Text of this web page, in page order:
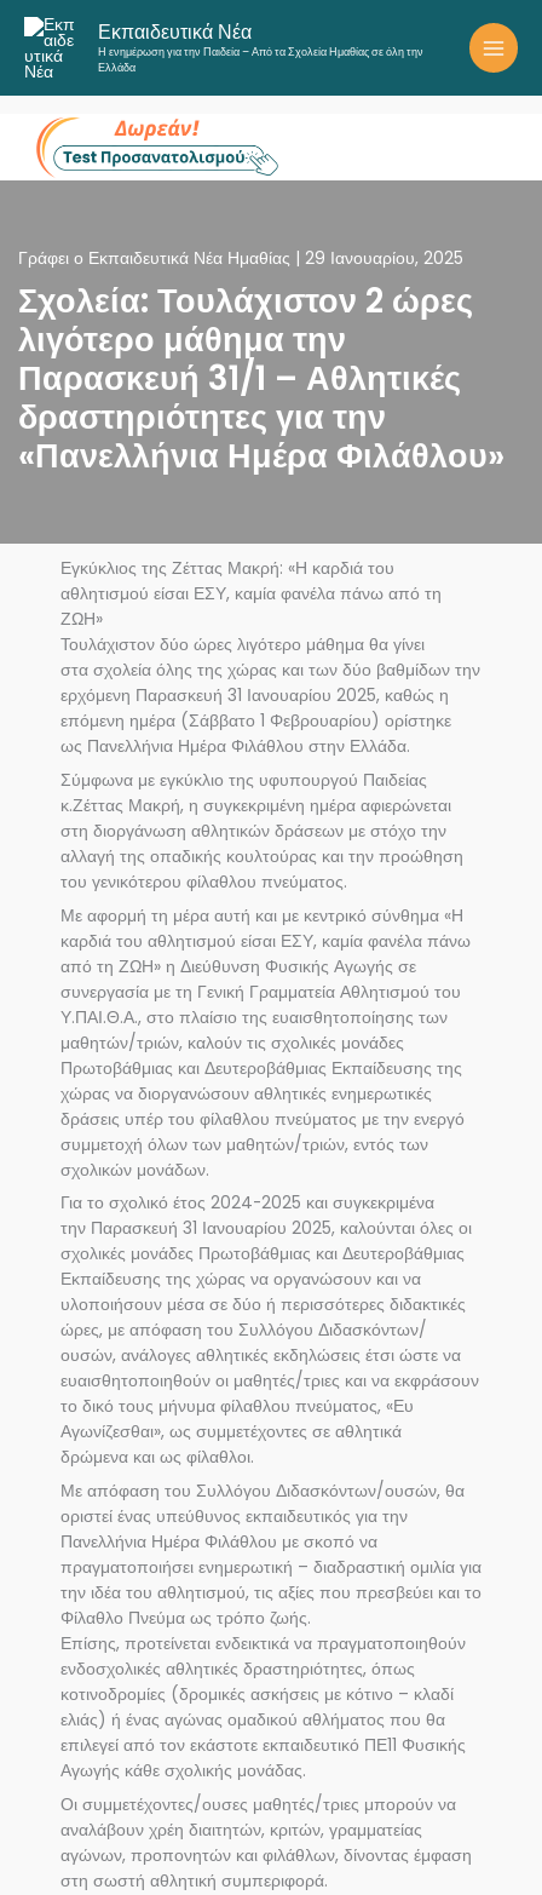
Μετάβαση
στο
περιεχόμενο
Εκπαιδευτικά Νέα
Η ενημέρωση για την Παιδεία – Από τα Σχολεία Ημαθίας σε όλη την
Ελλάδα
Γράφει ο Εκπαιδευτικά Νέα Ημαθίας 29 Ιανουαρίου, 2025
Σχολεία: Τουλάχιστον 2 ώρες
λιγότερο μάθημα την
Παρασκευή 31/1 – Αθλητικές
δραστηριότητες για την
«Πανελλήνια Ημέρα Φιλάθλου»
Εγκύκλιος της Ζέττας Μακρή: «Η καρδιά του
αθλητισμού είσαι ΕΣΥ, καμία φανέλα πάνω από τη
ΖΩΗ»
Τουλάχιστον δύο ώρες λιγότερο μάθημα θα γίνει
στα σχολεία όλης της χώρας και των δύο βαθμίδων την
ερχόμενη Παρασκευή 31 Ιανουαρίου 2025, καθώς η
επόμενη ημέρα (Σάββατο 1 Φεβρουαρίου) ορίστηκε
ως Πανελλήνια Ημέρα Φιλάθλου στην Ελλάδα.
Σύμφωνα με εγκύκλιο της υφυπουργού Παιδείας
κ.Ζέττας Μακρή, η συγκεκριμένη ημέρα αφιερώνεται
στη διοργάνωση αθλητικών δράσεων με στόχο την
αλλαγή της οπαδικής κουλτούρας και την προώθηση
του γενικότερου φίλαθλου πνεύματος.
Με αφορμή τη μέρα αυτή και με κεντρικό σύνθημα «Η
καρδιά του αθλητισμού είσαι ΕΣΥ, καμία φανέλα πάνω
από τη ΖΩΗ» η Διεύθυνση Φυσικής Αγωγής σε
συνεργασία με τη Γενική Γραμματεία Αθλητισμού του
Υ.ΠΑΙ.Θ.Α., στο πλαίσιο της ευαισθητοποίησης των
μαθητών/τριών, καλούν τις σχολικές μονάδες
Πρωτοβάθμιας και Δευτεροβάθμιας Εκπαίδευσης της
χώρας να διοργανώσουν αθλητικές ενημερωτικές
δράσεις υπέρ του φίλαθλου πνεύματος με την ενεργό
συμμετοχή όλων των μαθητών/τριών, εντός των
σχολικών μονάδων.
Για το σχολικό έτος 2024-2025 και συγκεκριμένα
την Παρασκευή 31 Ιανουαρίου 2025, καλούνται όλες οι
σχολικές μονάδες Πρωτοβάθμιας και Δευτεροβάθμιας
Εκπαίδευσης της χώρας να οργανώσουν και να
υλοποιήσουν μέσα σε δύο ή περισσότερες διδακτικές
ώρες, με απόφαση του Συλλόγου Διδασκόντων/
ουσών, ανάλογες αθλητικές εκδηλώσεις έτσι ώστε να
ευαισθητοποιηθούν οι μαθητές/τριες και να εκφράσουν
το δικό τους μήνυμα φίλαθλου πνεύματος, «Ευ
Αγωνίζεσθαι», ως συμμετέχοντες σε αθλητικά
δρώμενα και ως φίλαθλοι.
Με απόφαση του Συλλόγου Διδασκόντων/ουσών, θα
οριστεί ένας υπεύθυνος εκπαιδευτικός για την
Πανελλήνια Ημέρα Φιλάθλου με σκοπό να
πραγματοποιήσει ενημερωτική – διαδραστική ομιλία για
την ιδέα του αθλητισμού, τις αξίες που πρεσβεύει και το
Φίλαθλο Πνεύμα ως τρόπο ζωής.
Επίσης, προτείνεται ενδεικτικά να πραγματοποιηθούν
ενδοσχολικές αθλητικές δραστηριότητες, όπως
κοτινοδρομίες (δρομικές ασκήσεις με κότινο – κλαδί
ελιάς) ή ένας αγώνας ομαδικού αθλήματος που θα
επιλεγεί από τον εκάστοτε εκπαιδευτικό ΠΕ11 Φυσικής
Αγωγής κάθε σχολικής μονάδας.
Οι συμμετέχοντες/ουσες μαθητές/τριες μπορούν να
αναλάβουν χρέη διαιτητών, κριτών, γραμματείας
αγώνων, προπονητών και φιλάθλων, δίνοντας έμφαση
στη σωστή αθλητική συμπεριφορά.